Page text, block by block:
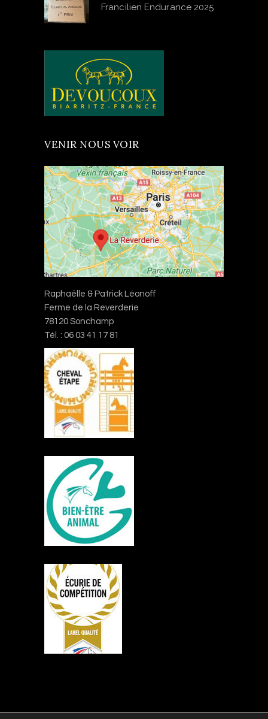
Francilien Endurance 2025
VENIR NOUS VOIR
Raphaëlle & Patrick Léonoff
Ferme de la Reverderie
78120 Sonchamp
Tél. : 06 03 41 17 81